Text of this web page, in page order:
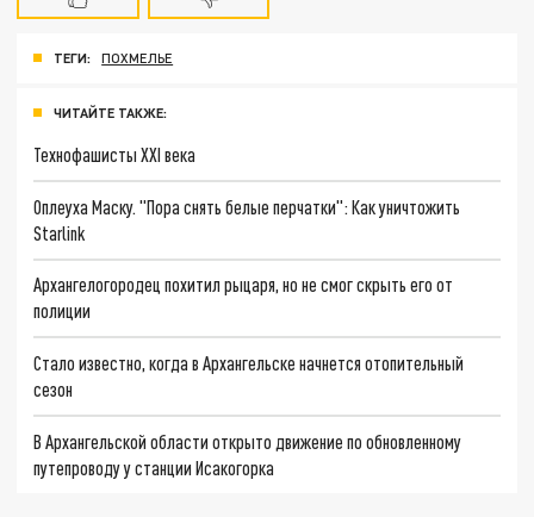
ТЕГИ: ПОХМЕЛЬЕ
ЧИТАЙТЕ ТАКЖЕ:
Технофашисты XXI века
Оплеуха Маску. "Пора снять белые перчатки": Как уничтожить
Starlink
Архангелогородец похитил рыцаря, но не смог скрыть его от
полиции
Стало известно, когда в Архангельске начнется отопительный
сезон
В Архангельской области открыто движение по обновленному
путепроводу у станции Исакогорка